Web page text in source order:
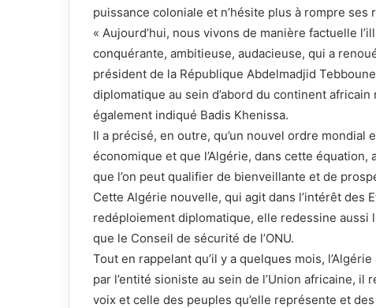
puissance coloniale et n’hésite plus à rompre
« Aujourd’hui, nous vivons de manière factuelle
conquérante, ambitieuse, audacieuse, qui a
président de la République Abdelmadjid
diplomatique au sein d’abord du continent
également indiqué Badis Khenissa.
Il a précisé, en outre, qu’un nouvel ordre
économique et que l’Algérie, dans cette
que l’on peut qualifier de bienveillante et de
Cette Algérie nouvelle, qui agit dans l’intérêt des
redéploiement diplomatique, elle redessine
que le Conseil de sécurité de l’ONU.
Tout en rappelant qu’il y a quelques mois,
par l’entité sioniste au sein de l’Union africaine,
voix et celle des peuples qu’elle représente et